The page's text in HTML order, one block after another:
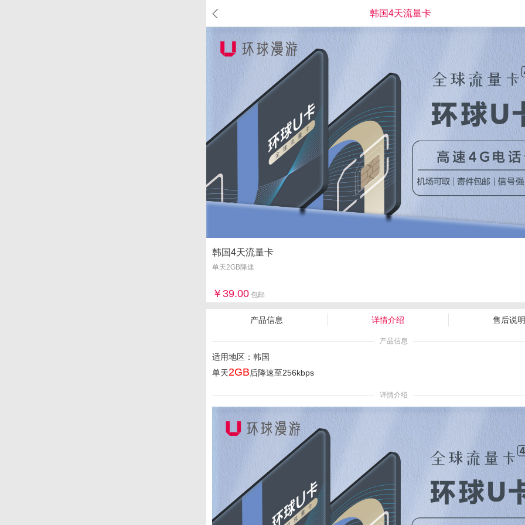
韩国4天流量卡
韩国4天流量卡
单天2GB降速
39.00 包邮
产品信息 详情介绍 售后说
产品信息
适用地区：韩国
单天2GB后降速至256kbps
详情介绍